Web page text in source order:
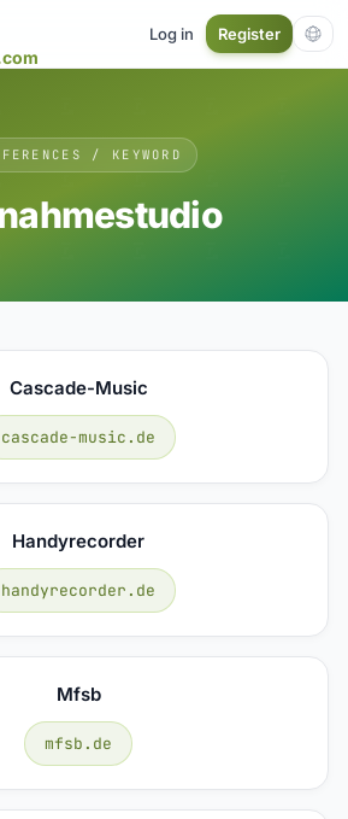
Log in Register
/ KEYWORD
Cascade-Music
cascade-music.de
Handyrecorder
handyrecorder.de
Mfsb
mfsb.de